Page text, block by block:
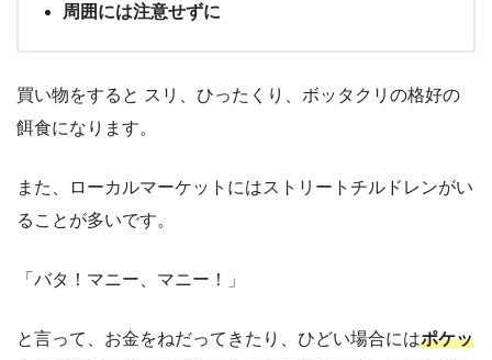
周囲には注意せずに
買い物をすると スリ、ひったくり、ボッタクリの格好の
餌食になります。
また、ローカルマーケットにはストリートチルドレンがい
ることが多いです。
「バタ！マニー、マニー！」
と言って、お金をねだってきたり、ひどい場合にはポケッ